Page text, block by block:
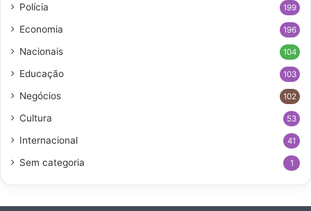
Polícia 199
Economia 196
Nacionais 104
Educação 103
Negócios 102
Cultura 53
Internacional 41
Sem categoria 1